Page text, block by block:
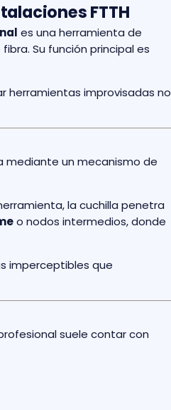
FTTH
es una herramienta de
Su función principal es
herramientas improvisadas no
mediante un mecanismo de
la cuchilla penetra
o nodos intermedios, donde
imperceptibles que
suele contar con